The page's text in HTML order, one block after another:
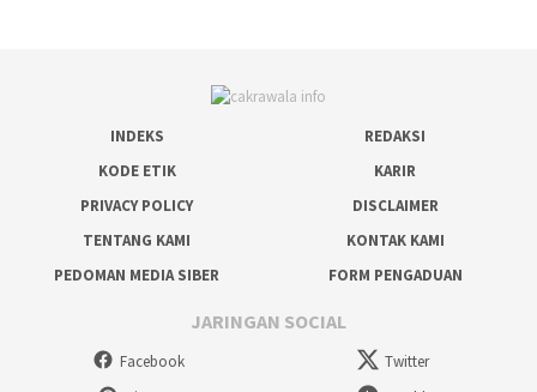
INDEKS
REDAKSI
KODE ETIK
KARIR
PRIVACY POLICY
DISCLAIMER
TENTANG KAMI
KONTAK KAMI
PEDOMAN MEDIA SIBER
FORM PENGADUAN
JARINGAN SOCIAL
Facebook
Twitter